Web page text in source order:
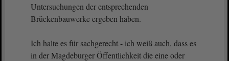
Untersuchungen der entsprechenden
Brückenbauwerke ergeben haben.
Ich halte es für sachgerecht - ich weiß auch, dass es
in der Magdeburger Öffentlichkeit die eine oder